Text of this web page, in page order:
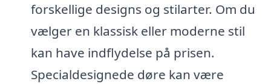
forskellige designs og stilarter. Om du
vælger en klassisk eller moderne stil
kan have indflydelse på prisen.
Specialdesignede døre kan være